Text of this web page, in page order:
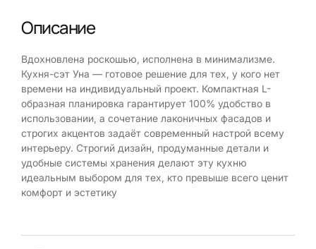
Описание
Вдохновлена роскошью, исполнена в минимализме.
Кухня-сэт Уна — готовое решение для тех, у кого нет
времени на индивидуальный проект. Компактная L-
образная планировка гарантирует 100% удобство в
использовании, а сочетание лаконичных фасадов и
строгих акцентов задаёт современный настрой всему
интерьеру. Строгий дизайн, продуманные детали и
удобные системы хранения делают эту кухню
идеальным выбором для тех, кто превыше всего ценит
комфорт и эстетику